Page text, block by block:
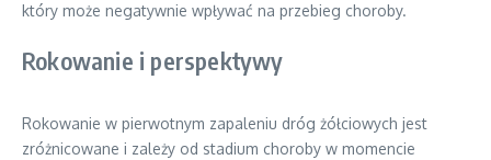
który może negatywnie wpływać na przebieg choroby.
Rokowanie i perspektywy
Rokowanie w pierwotnym zapaleniu dróg żółciowych jest
zróżnicowane i zależy od stadium choroby w momencie